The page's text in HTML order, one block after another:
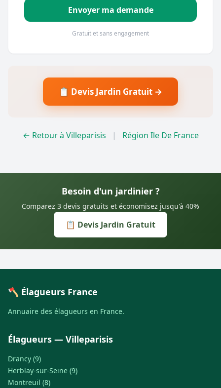
Envoyer ma demande
Gratuit et sans engagement
📋 Devis Jardin Gratuit →
← Retour à Villeparisis | Région Ile De France
Besoin d'un jardinier ?
Comparez 3 devis gratuits et économisez jusqu'à 40%
📋 Devis Jardin Gratuit
🪓 Élagueurs France
Annuaire des élagueurs en France.
Élagueurs — Villeparisis
Drancy (9)
Herblay-sur-Seine (9)
Montreuil (8)